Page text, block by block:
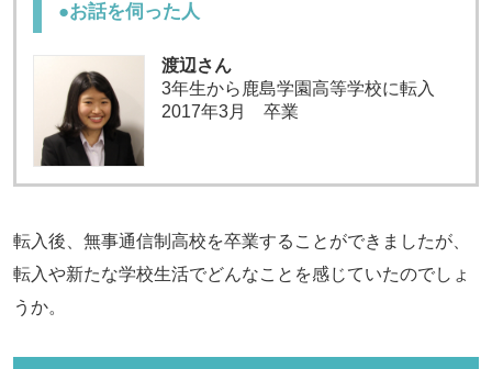
●お話を伺った人
渡辺さん
3年生から鹿島学園高等学校に転入
2017年3月 卒業
転入後、無事通信制高校を卒業することができましたが、
転入や新たな学校生活でどんなことを感じていたのでしょ
うか。